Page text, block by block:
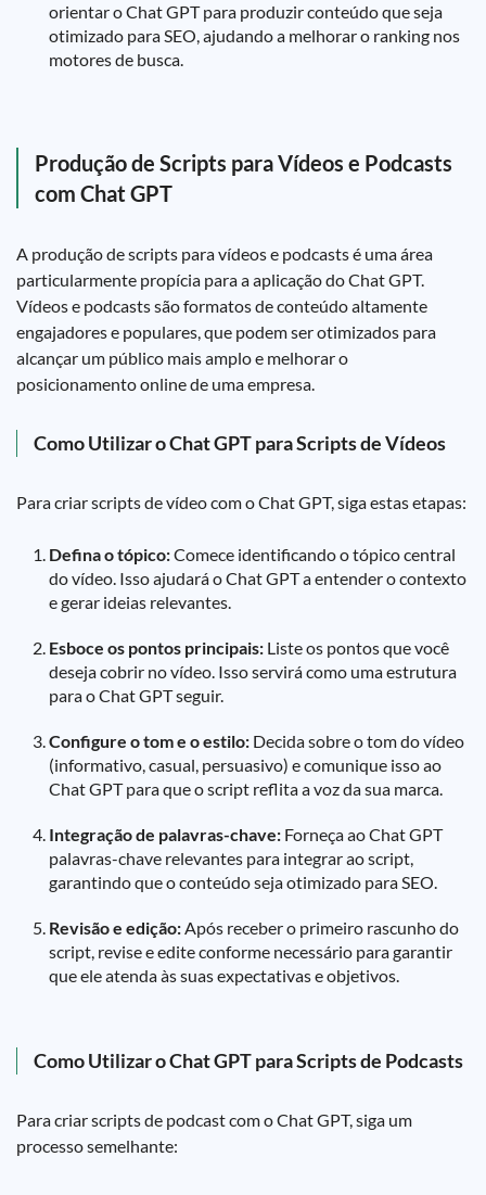
orientar o Chat GPT para produzir conteúdo que seja
otimizado para SEO, ajudando a melhorar o ranking nos
motores de busca.
Produção de Scripts para Vídeos e Podcasts
com Chat GPT
A produção de scripts para vídeos e podcasts é uma área
particularmente propícia para a aplicação do Chat GPT.
Vídeos e podcasts são formatos de conteúdo altamente
engajadores e populares, que podem ser otimizados para
alcançar um público mais amplo e melhorar o
posicionamento online de uma empresa.
Como Utilizar o Chat GPT para Scripts de Vídeos
Para criar scripts de vídeo com o Chat GPT, siga estas etapas:
Defina o tópico:Comece identificando o tópico central
do vídeo. Isso ajudará o Chat GPT a entender o contexto
e gerar ideias relevantes.
Esboce os pontos principais: Liste os pontos que você
deseja cobrir no vídeo. Isso servirá como uma estrutura
para o Chat GPT seguir.
Configure o tom e o estilo: Decida sobre o tom do vídeo
(informativo, casual, persuasivo) e comunique isso ao
Chat GPT para que o script reflita a voz da sua marca.
Integração de palavras-chave: Forneça ao Chat GPT
palavras-chave relevantes para integrar ao script,
garantindo que o conteúdo seja otimizado para SEO.
Revisão e edição:Após receber o primeiro rascunho do
script, revise e edite conforme necessário para garantir
que ele atenda às suas expectativas e objetivos.
Como Utilizar o Chat GPT para Scripts de Podcasts
Para criar scripts de podcast com o Chat GPT, siga um
processo semelhante: